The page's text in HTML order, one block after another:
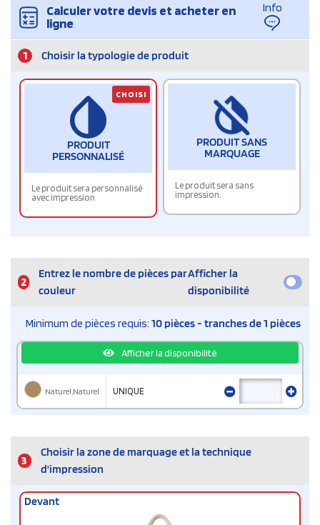
Calculer votre devis et acheter en
ligne
Info
1 Choisir la typologie de produit
PRODUIT
PERSONNALISÉ
Le produit sera personnalisé
avec impression
CHOISI
PRODUIT SANS
MARQUAGE
Le produit sera sans
impression.
2
Entrez le nombre de pièces par
couleur
Afficher la
disponibilité
Minimum de pièces requis: 10 pièces - tranches de 1 pièces
Afficher la disponibilité
Naturel,Naturel UNIQUE
3
Choisir la zone de marquage et la technique
d'impression
Devant